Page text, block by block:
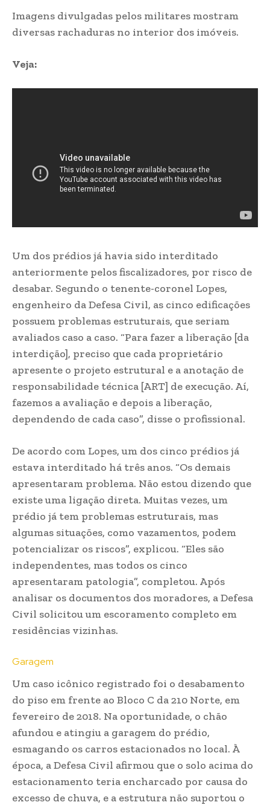
Imagens divulgadas pelos militares mostram
diversas rachaduras no interior dos imóveis.
Veja:
Um dos prédios já havia sido interditado
anteriormente pelos fiscalizadores, por risco de
desabar. Segundo o tenente-coronel Lopes,
engenheiro da Defesa Civil, as cinco edificações
possuem problemas estruturais, que seriam
avaliados caso a caso. “Para fazer a liberação [da
interdição], preciso que cada proprietário
apresente o projeto estrutural e a anotação de
responsabilidade técnica [ART] de execução. Aí,
fazemos a avaliação e depois a liberação,
dependendo de cada caso”, disse o profissional.
De acordo com Lopes, um dos cinco prédios já
estava interditado há três anos. “Os demais
apresentaram problema. Não estou dizendo que
existe uma ligação direta. Muitas vezes, um
prédio já tem problemas estruturais, mas
algumas situações, como vazamentos, podem
potencializar os riscos”, explicou. “Eles são
independentes, mas todos os cinco
apresentaram patologia”, completou. Após
analisar os documentos dos moradores, a Defesa
Civil solicitou um escoramento completo em
residências vizinhas.
Garagem
Um caso icônico registrado foi o desabamento
do piso em frente ao Bloco C da 210 Norte, em
fevereiro de 2018. Na oportunidade, o chão
afundou e atingiu a garagem do prédio,
esmagando os carros estacionados no local. À
época, a Defesa Civil afirmou que o solo acima do
estacionamento teria encharcado por causa do
excesso de chuva, e a estrutura não suportou o